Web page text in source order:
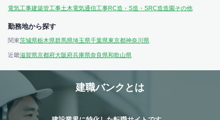
電気工事建築管工事土木電気通信工事RC造・S造・SRC造造園 その他
勤務地から探す
関東茨城県栃木県群馬県埼玉県千葉県東京都神奈川県
近畿滋賀県京都府大阪府兵庫県奈良県和歌山県
建職バンクとは